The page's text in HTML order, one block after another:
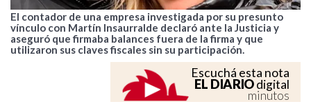
El contador de una empresa investigada por su presunto
vínculo con Martín Insaurralde declaró ante la Justicia y
aseguró que firmaba balances fuera de la firma y que
utilizaron sus claves fiscales sin su participación.
Escuchá esta nota
EL DIARIOdigital
minutos